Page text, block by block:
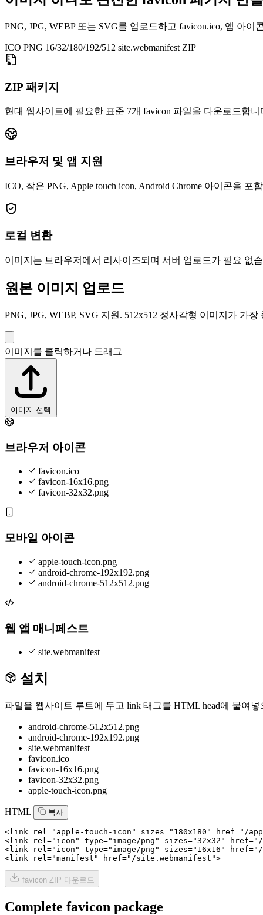
PNG, JPG, WEBP 또는 SVG를 업로드하고 favicon.ico, 앱 아
ICO PNG 16/32/180/192/512 site.webmanifest ZIP
ZIP 패키지
현대 웹사이트에 필요한 표준 7개 favicon 파일을 다운로드합니
브라우저 및 앱 지원
ICO, 작은 PNG, Apple touch icon, Android Chrome 아이콘을 포
로컬 변환
이미지는 브라우저에서 리사이즈되며 서버 업로드가 필요 없
원본 이미지 업로드
PNG, JPG, WEBP, SVG 지원. 512x512 정사각형 이미지가 가장
이미지를 클릭하거나 드래그
이미지 선택
브라우저 아이콘
favicon.ico
favicon-16x16.png
favicon-32x32.png
모바일 아이콘
apple-touch-icon.png
android-chrome-192x192.png
android-chrome-512x512.png
웹 앱 매니페스트
site.webmanifest
설치
파일을 웹사이트 루트에 두고 link 태그를 HTML head에 붙여넣
android-chrome-512x512.png
android-chrome-192x192.png
site.webmanifest
favicon.ico
favicon-16x16.png
favicon-32x32.png
apple-touch-icon.png
HTML 복사
<link rel="apple-touch-icon" sizes="180x180" href="/
<link rel="icon" type="image/png" sizes="32x32" href="/
<link rel="icon" type="image/png" sizes="16x16" href="/
<link rel="manifest" href="/site.webmanifest">
favicon ZIP 다운로드
Complete favicon package